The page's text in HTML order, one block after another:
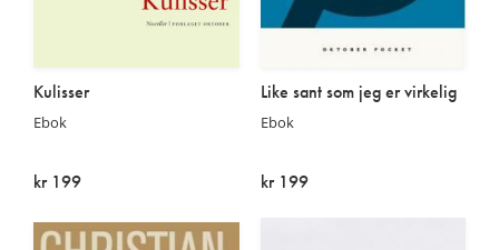
Kulisser
Ebok
kr 199
Like sant som jeg er virkelig
Ebok
kr 199